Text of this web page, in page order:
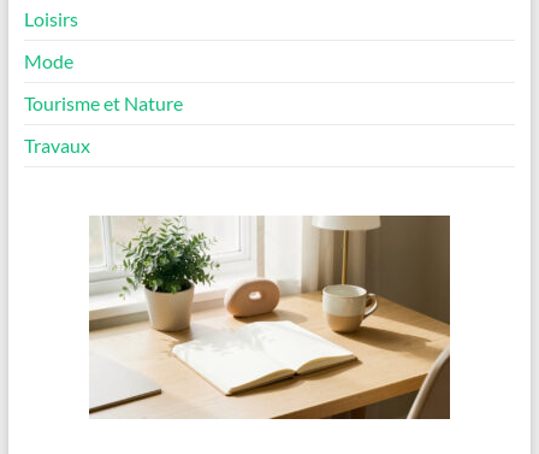
Loisirs
Mode
Tourisme et Nature
Travaux